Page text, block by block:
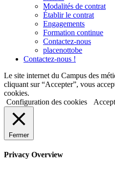
Modalités de contrat
Établir le contrat
Engagements
Formation continue
Contactez-nous
placenottobe
Contactez-nous !
Le site internet du Campus des
cliquant sur “Accepter”, vous
cookies.
Configuration des cookies
Fermer
Privacy Overview